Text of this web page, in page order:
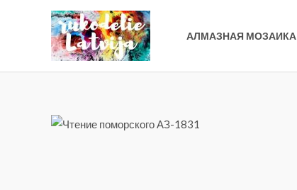
содержимому
АЛМАЗНАЯ МОЗАИКА